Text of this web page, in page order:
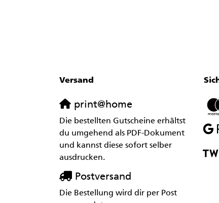
Versand
print@home
Die bestellten Gutscheine erhältst
du umgehend als PDF-Dokument
und kannst diese sofort selber
ausdrucken.
Postversand
Die Bestellung wird dir per Post